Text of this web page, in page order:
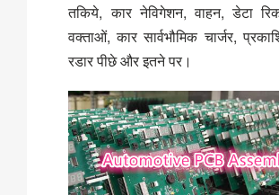
तकिये, कार नेविगेशन, वाहन, डेटा
वक्ताओं, कार सार्वभौमिक चार्जर,
रडार पीछे और इतने पर।